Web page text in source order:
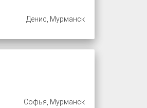
Денис, Мурманск
Софья, Мурманск